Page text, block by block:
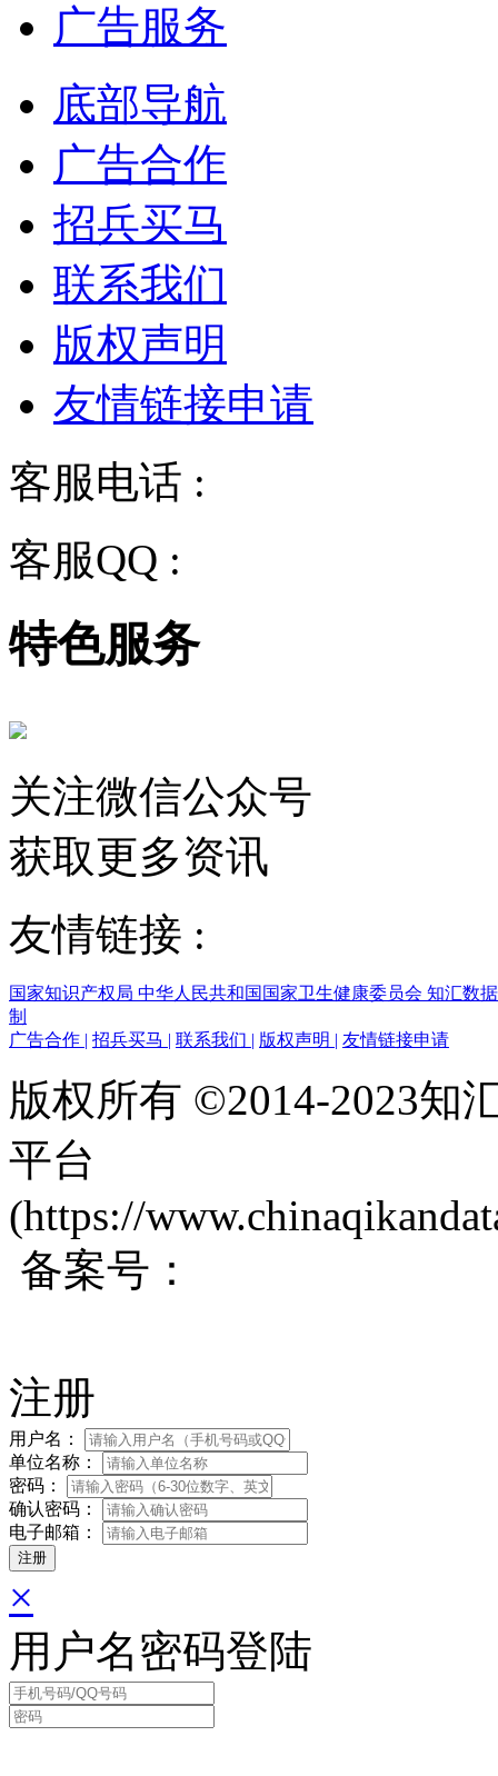
广告服务
底部导航
广告合作
招兵买马
联系我们
版权声明
友情链接申请
客服电话 :
客服QQ :
特色服务
关注微信公众号
获取更多资讯
友情链接 :
国家知识产权局 中华人民共和国国家卫生健康委员会 知汇数
制
广告合作 | 招兵买马 | 联系我们 | 版权声明 | 友情链接申请
版权所有 ©2014-2023知
平台
(https://
备案号：
注册
用户名：
单位名称：
密码：
确认密码：
电子邮箱：
×
用户名密码登陆